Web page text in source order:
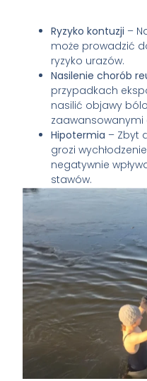
Ryzyko kontuzji –
może prowadzić
ryzyko urazów.
Nasilenie chorób
przypadkach
nasilić objawy
Hipotermia – Zbyt
grozi
negatywnie
stawów.